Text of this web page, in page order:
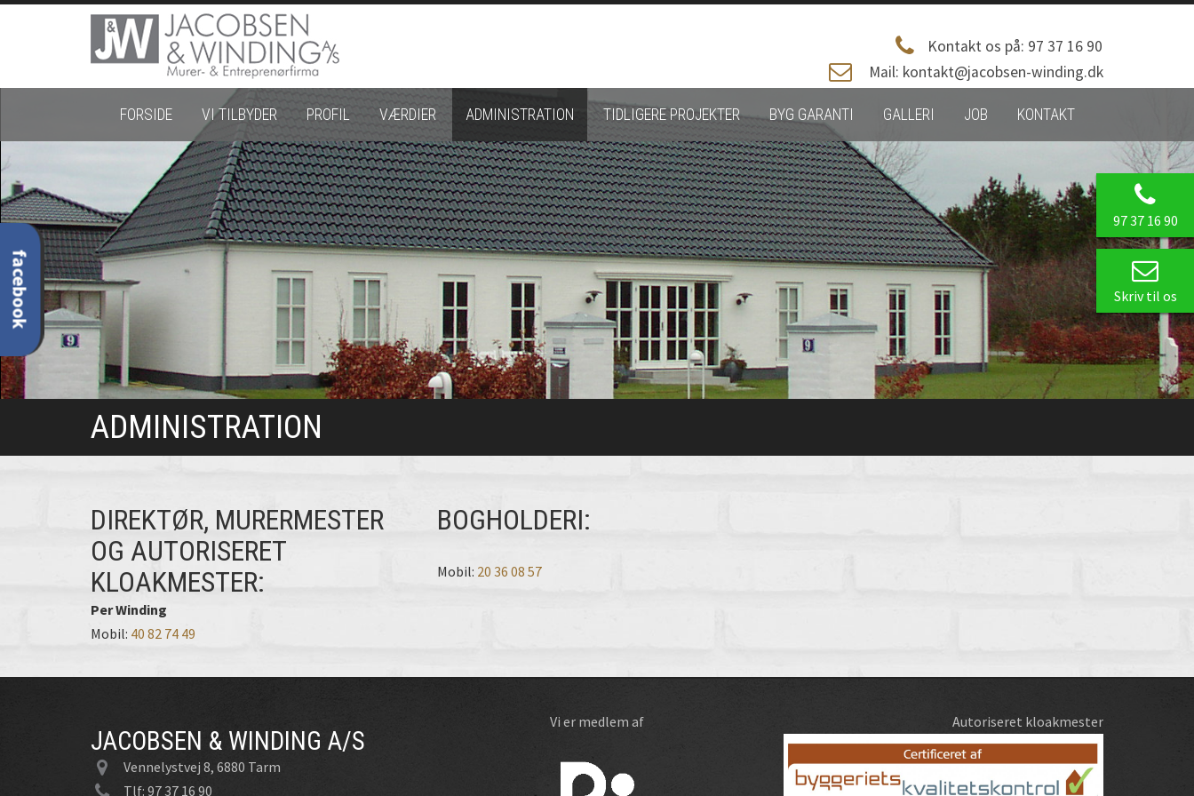
Gå til hovedindhold
Kontakt os på: 97 37 16 90
Mail: kontakt@jacobsen-winding.dk
FORSIDE VI TILBYDER PROFIL VÆRDIER ADMINISTRATION TIDLIGERE PROJEKTER BYG GARANTI GALLERI JOB KONTAKT
ADMINISTRATION
DIREKTØR, MURERMESTER
OG AUTORISERET
KLOAKMESTER:
Per Winding
Mobil: 40 82 74 49
BOGHOLDERI:
Mobil: 20 36 08 57
97 37 16 90
Skriv til os
JACOBSEN & WINDING A/S
Vennelystvej 8, 6880 Tarm
Tlf: 97 37 16 90
Vi er medlem af Autoriseret kloakmester
facebook